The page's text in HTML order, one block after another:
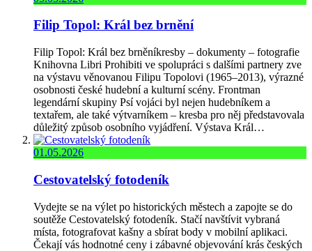
Filip Topol: Král bez brnění
Filip Topol: Král bez brněníkresby – dokumenty – fotografie
Knihovna Libri Prohibiti ve spolupráci s dalšími partnery zve
na výstavu věnovanou Filipu Topolovi (1965–2013), výrazné
osobnosti české hudební a kulturní scény. Frontman
legendární skupiny Psí vojáci byl nejen hudebníkem a
textařem, ale také výtvarníkem – kresba pro něj představovala
důležitý způsob osobního vyjádření. Výstava Král…
01.05.2026
Cestovatelský fotodeník
Vydejte se na výlet po historických městech a zapojte se do
soutěže Cestovatelský fotodeník. Stačí navštívit vybraná
místa, fotografovat kašny a sbírat body v mobilní aplikaci.
Čekají vás hodnotné ceny i zábavné objevování krás českých